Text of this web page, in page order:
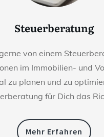
Steuerberatung
von einem
im Immobilien- und
zu planen und zu
für Dich das
Mehr Erfahren